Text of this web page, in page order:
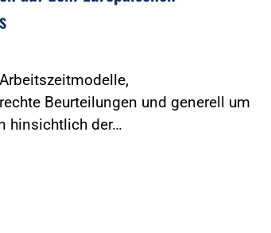
Beurteilungen und generell um
hinsichtlich der…